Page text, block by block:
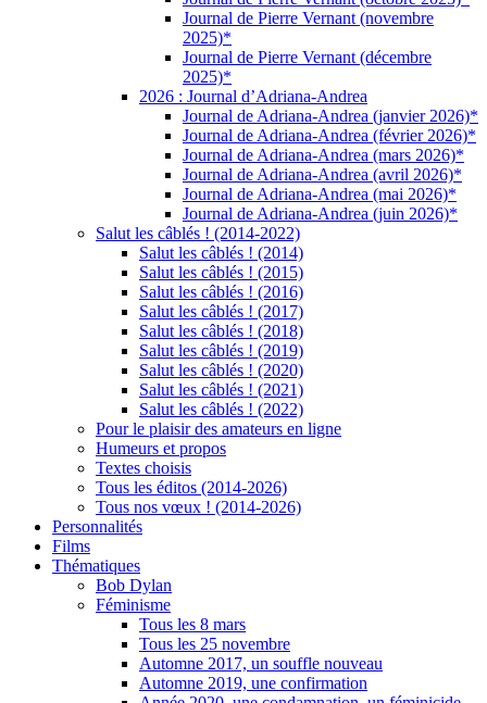
Journal de Pierre Vernant (novembre
2025)*
Journal de Pierre Vernant (décembre
2025)*
2026 : Journal d’Adriana-Andrea
Journal de Adriana-Andrea (janvier 2026)*
Journal de Adriana-Andrea (février 2026)*
Journal de Adriana-Andrea (mars 2026)*
Journal de Adriana-Andrea (avril 2026)*
Journal de Adriana-Andrea (mai 2026)*
Journal de Adriana-Andrea (juin 2026)*
Salut les câblés ! (2014-2022)
Salut les câblés ! (2014)
Salut les câblés ! (2015)
Salut les câblés ! (2016)
Salut les câblés ! (2017)
Salut les câblés ! (2018)
Salut les câblés ! (2019)
Salut les câblés ! (2020)
Salut les câblés ! (2021)
Salut les câblés ! (2022)
Pour le plaisir des amateurs en ligne
Humeurs et propos
Textes choisis
Tous les éditos (2014-2026)
Tous nos vœux ! (2014-2026)
Personnalités
Films
Thématiques
Bob Dylan
Féminisme
Tous les 8 mars
Tous les 25 novembre
Automne 2017, un souffle nouveau
Automne 2019, une confirmation